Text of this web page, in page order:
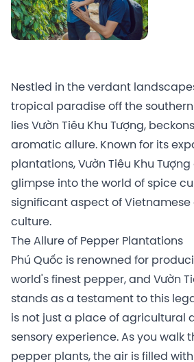
Nestled in the verdant
tropical paradise off the
lies Vườn Tiêu Khu Tượng,
aromatic allure. Known for its
plantations, Vườn Tiêu Khu
glimpse into the world of spice
significant aspect of
culture.
The Allure of Pepper Plantations
Phú Quốc is renowned for
world's finest pepper, and Vườn
stands as a testament to this
is not just a place of agricultural
sensory experience. As you walk
pepper plants, the air is filled